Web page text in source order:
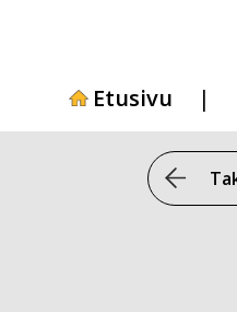
Etusivu